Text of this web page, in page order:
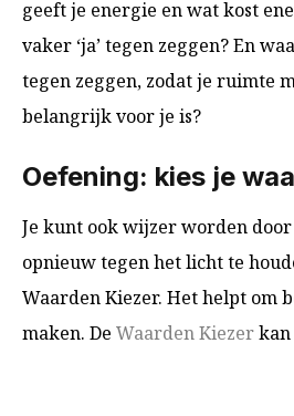
geeft je energie en wat kost
vaker ‘ja’ tegen zeggen? En
tegen zeggen, zodat je ruimte
belangrijk voor je is?
Oefening: kies je
Je kunt ook wijzer worden
opnieuw tegen het licht te
Waarden Kiezer. Het helpt om
maken. De Waarden Kiezer